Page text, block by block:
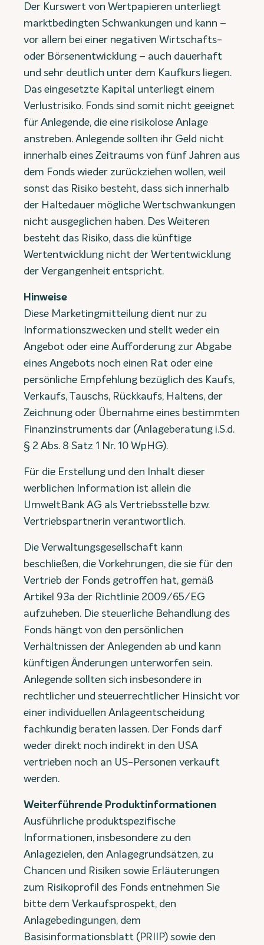
Der Kurswert von Wertpapieren unterliegt
marktbedingten Schwankungen und kann –
vor allem bei einer negativen Wirtschafts-
oder Börsenentwicklung – auch dauerhaft
und sehr deutlich unter dem Kaufkurs liegen.
Das eingesetzte Kapital unterliegt einem
Verlustrisiko. Fonds sind somit nicht geeignet
für Anlegende, die eine risikolose Anlage
anstreben. Anlegende sollten ihr Geld nicht
innerhalb eines Zeitraums von fünf Jahren aus
dem Fonds wieder zurückziehen wollen, weil
sonst das Risiko besteht, dass sich innerhalb
der Haltedauer mögliche Wertschwankungen
nicht ausgeglichen haben. Des Weiteren
besteht das Risiko, dass die künftige
Wertentwicklung nicht der Wertentwicklung
der Vergangenheit entspricht.
Hinweise
Diese Marketingmitteilung dient nur zu
Informationszwecken und stellt weder ein
Angebot oder eine Aufforderung zur Abgabe
eines Angebots noch einen Rat oder eine
persönliche Empfehlung bezüglich des Kaufs,
Verkaufs, Tauschs, Rückkaufs, Haltens, der
Zeichnung oder Übernahme eines bestimmten
Finanzinstruments dar (Anlageberatung i.S.d.
§ 2 Abs. 8 Satz 1 Nr. 10 WpHG).
Für die Erstellung und den Inhalt dieser
werblichen Information ist allein die
UmweltBank AG als Vertriebsstelle bzw.
Vertriebspartnerin verantwortlich.
Die Verwaltungsgesellschaft kann
beschließen, die Vorkehrungen, die sie für den
Vertrieb der Fonds getroffen hat, gemäß
Artikel 93a der Richtlinie 2009/65/EG
aufzuheben. Die steuerliche Behandlung des
Fonds hängt von den persönlichen
Verhältnissen der Anlegenden ab und kann
künftigen Änderungen unterworfen sein.
Anlegende sollten sich insbesondere in
rechtlicher und steuerrechtlicher Hinsicht vor
einer individuellen Anlageentscheidung
fachkundig beraten lassen. Der Fonds darf
weder direkt noch indirekt in den USA
vertrieben noch an US-Personen verkauft
werden.
Weiterführende Produktinformationen
Ausführliche produktspezifische
Informationen, insbesondere zu den
Anlagezielen, den Anlagegrundsätzen, zu
Chancen und Risiken sowie Erläuterungen
zum Risikoprofil des Fonds entnehmen Sie
bitte dem Verkaufsprospekt, den
Anlagebedingungen, dem
Basisinformationsblatt (PRIIP) sowie den